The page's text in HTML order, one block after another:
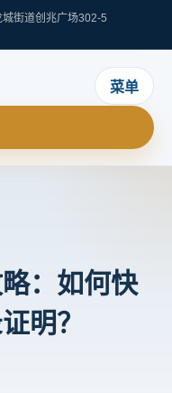
街道创兆广场302-5
菜单
：如何快
明？